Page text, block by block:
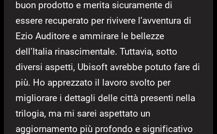
buon prodotto e merita sicuramente di
essere recuperato per rivivere l’avventura di
Ezio Auditore e ammirare le bellezze
dell’Italia rinascimentale. Tuttavia, sotto
diversi aspetti, Ubisoft avrebbe potuto fare di
più. Ho apprezzato il lavoro svolto per
migliorare i dettagli delle città presenti nella
trilogia, ma mi sarei aspettato un
aggiornamento più profondo e significativo